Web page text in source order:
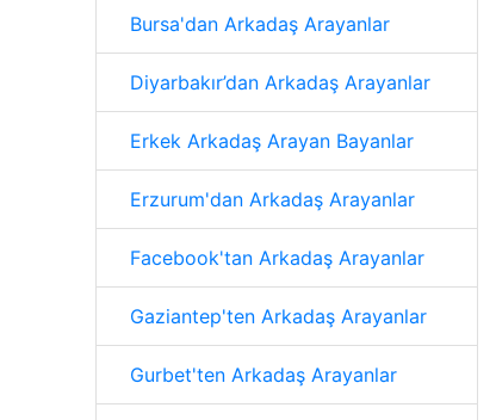
Bursa'dan Arkadaş Arayanlar
Diyarbakır’dan Arkadaş Arayanlar
Erkek Arkadaş Arayan Bayanlar
Erzurum'dan Arkadaş Arayanlar
Facebook'tan Arkadaş Arayanlar
Gaziantep'ten Arkadaş Arayanlar
Gurbet'ten Arkadaş Arayanlar